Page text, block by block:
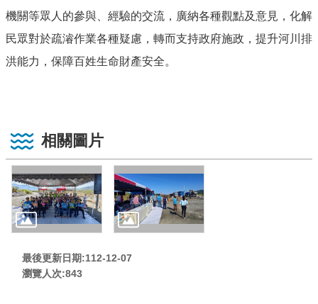
機關等眾人的參與、經驗的交流，廣納各種觀點及意見，化解
民眾對於疏濬作業各種疑慮，轉而支持政府施政，提升河川排
洪能力，保障百姓生命財產安全。
相關圖片
最後更新日期:112-12-07
瀏覽人次:843